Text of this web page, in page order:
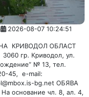
2026-08-07 10:24:51
КРИВОДОЛ ОБЛАСТ
гр. Криводол, ул.
№ 13, тел.
45, e-mail:
bg.net ОБЯВА
чл. 8, ал. 4,